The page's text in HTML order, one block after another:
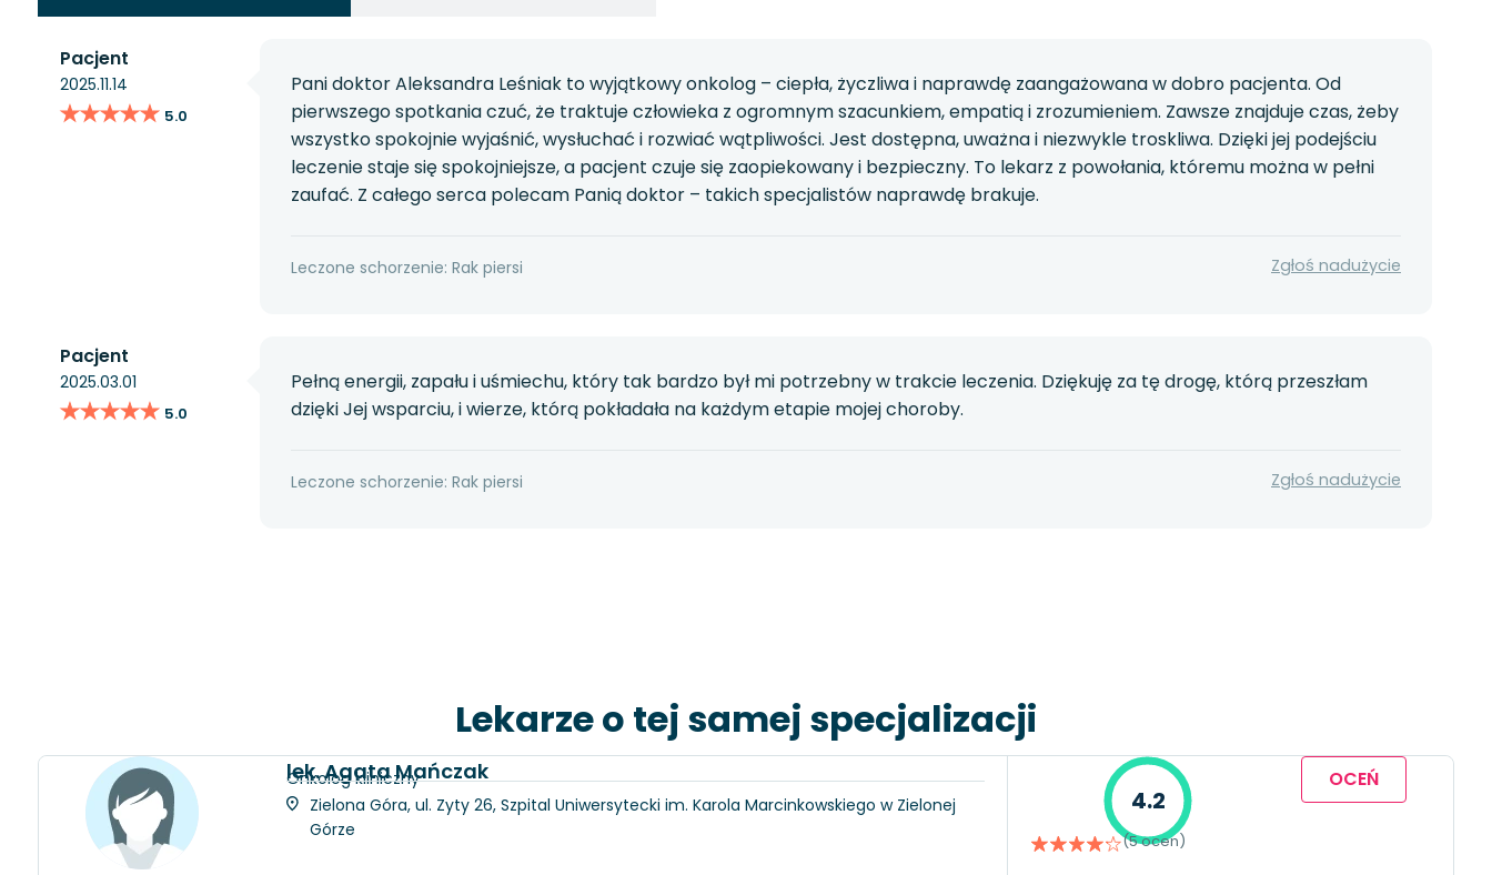
Pacjent
2025.11.14
★★★★★
★★★★★ 5.0
Pani doktor Aleksandra Leśniak to wyjątkowy onkolog – ciepła, życzliwa i naprawdę zaangażowana w dobro pacjenta. Od
pierwszego spotkania czuć, że traktuje człowieka z ogromnym szacunkiem, empatią i zrozumieniem. Zawsze znajduje czas, żeby
wszystko spokojnie wyjaśnić, wysłuchać i rozwiać wątpliwości. Jest dostępna, uważna i niezwykle troskliwa. Dzięki jej podejściu
leczenie staje się spokojniejsze, a pacjent czuje się zaopiekowany i bezpieczny. To lekarz z powołania, któremu można w pełni
zaufać. Z całego serca polecam Panią doktor – takich specjalistów naprawdę brakuje.
Leczone schorzenie: Rak piersi Zgłoś nadużycie
Pacjent
2025.03.01
★★★★★
★★★★★ 5.0
Pełną energii, zapału i uśmiechu, który tak bardzo był mi potrzebny w trakcie leczenia. Dziękuję za tę drogę, którą przeszłam
dzięki Jej wsparciu, i wierze, którą pokładała na każdym etapie mojej choroby.
Leczone schorzenie: Rak piersi Zgłoś nadużycie
Lekarze o tej samej specjalizacji
lek. Agata Mańczak
Onkolog kliniczny
Zielona Góra, ul. Zyty 26, Szpital Uniwersytecki im. Karola Marcinkowskiego w Zielonej
Górze
4.2
(5 ocen)
OCEŃ